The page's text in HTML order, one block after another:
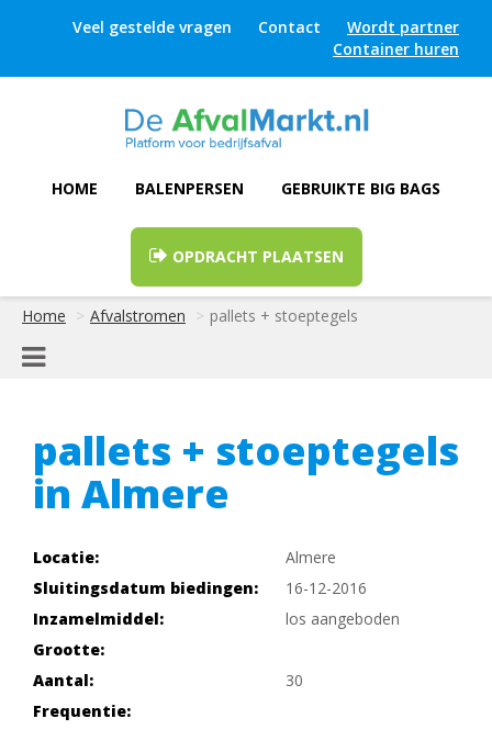
Veel gestelde vragen Contact
Wordt partner
Container huren
HOME BALENPERSEN GEBRUIKTE BIG BAGS
OPDRACHT PLAATSEN
Home Afvalstromen pallets + stoeptegels
pallets + stoeptegels
in Almere
Locatie:
Almere
Sluitingsdatum biedingen:
16-12-2016
Inzamelmiddel:
los aangeboden
Grootte:
Aantal:
30
Frequentie: